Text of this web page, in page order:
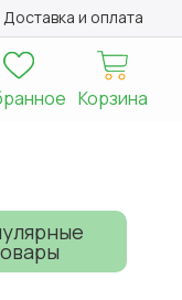
Доставка и оплата
Корзина